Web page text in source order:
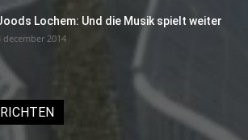
Lochem: Und die Musik spielt weiter
december 2014